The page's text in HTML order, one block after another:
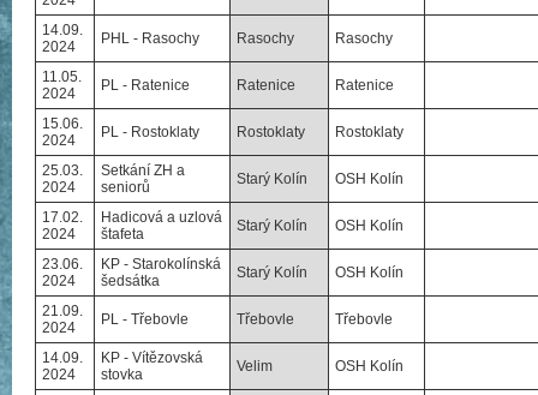
14.09.
2024
PHL - Rasochy Rasochy Rasochy
11.05.
2024
PL - Ratenice Ratenice Ratenice
15.06.
2024
PL - Rostoklaty Rostoklaty Rostoklaty
25.03.
2024
Setkání ZH a
seniorů
Starý Kolín OSH Kolín
17.02.
2024
Hadicová a uzlová
štafeta
Starý Kolín OSH Kolín
23.06.
2024
KP - Starokolínská
šedsátka
Starý Kolín OSH Kolín
21.09.
2024
PL - Třebovle Třebovle Třebovle
14.09.
2024
KP - Vítězovská
stovka
Velim OSH Kolín